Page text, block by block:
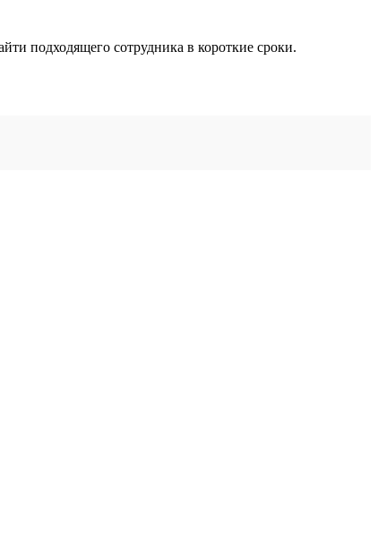
подходящего сотрудника в короткие сроки.